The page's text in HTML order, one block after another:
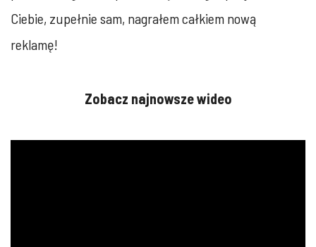
Ciebie, zupełnie sam, nagrałem całkiem nową
reklamę!
Zobacz najnowsze wideo